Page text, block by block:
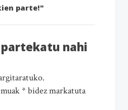
parte!"
nahi
* bidez markatuta